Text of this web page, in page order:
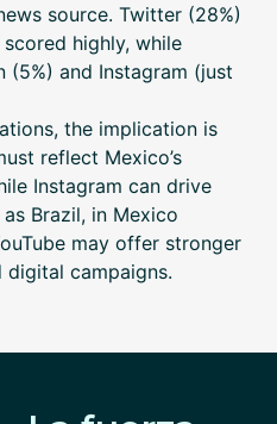
source. Twitter (28%)
highly, while
(5%) and Instagram (just
the implication is
reflect Mexico’s
Instagram can drive
Brazil, in Mexico
may offer stronger
campaigns.